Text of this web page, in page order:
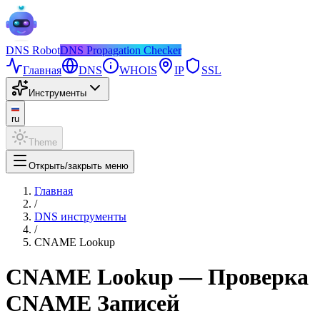
DNS RobotDNS Propagation Checker
Главная
DNS WHOIS IP SSL
Инструменты
ru
Theme
Открыть/закрыть меню
Главная
/
DNS инструменты
/
CNAME Lookup
CNAME Lookup — Проверка
CNAME Записей